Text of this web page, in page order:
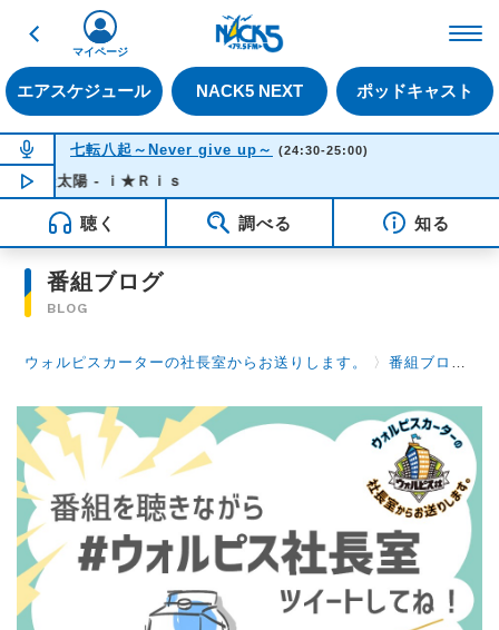
戻る
エアスケジュール NACK5 NEXT ポッドキャスト
マイページ
NOW ON AIR
七転八起～Never give up～ (24:30-25:00)
NOW PLAYING 00:32
徒太陽 - ｉ★Ｒｉｓ
聴く 調べる 知る
番組ブログ
BLOG
ウォルピスカーターの社長室からお送りします。 〉番組ブログ